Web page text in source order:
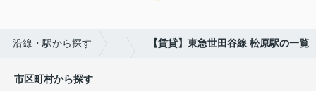
沿線・駅から探す 【賃貸】東急世田谷線 松原駅の一覧
市区町村から探す